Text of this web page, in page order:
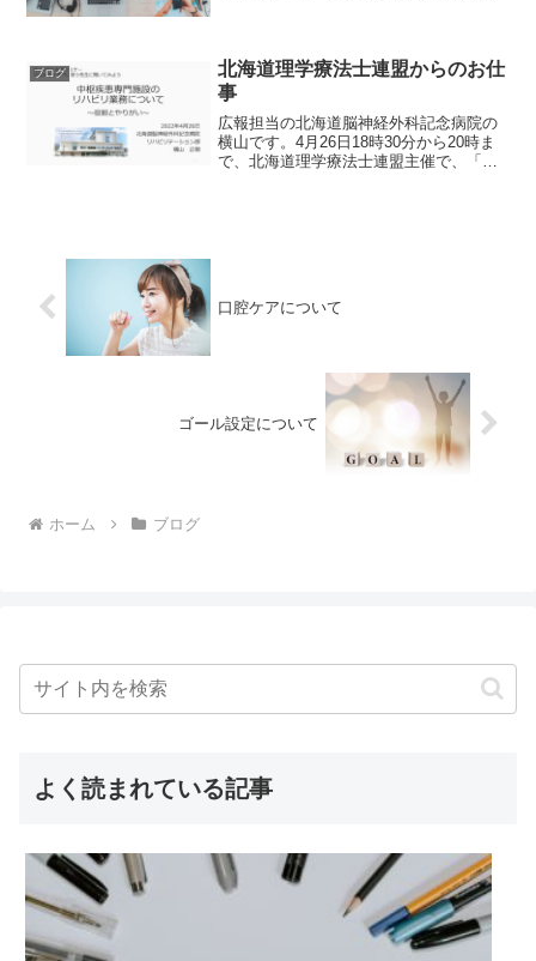
ト結果としましては、非常...
ブログ
北海道理学療法士連盟からのお仕
事
広報担当の北海道脳神経外科記念病院の
横山です。4月26日18時30分から20時ま
で、北海道理学療法士連盟主催で、「第2
口腔ケアについて
ゴール設定について
ホーム ブログ
よく読まれている記事